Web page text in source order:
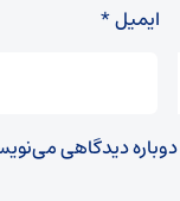
ایمیل*
دوباره دیدگاهی